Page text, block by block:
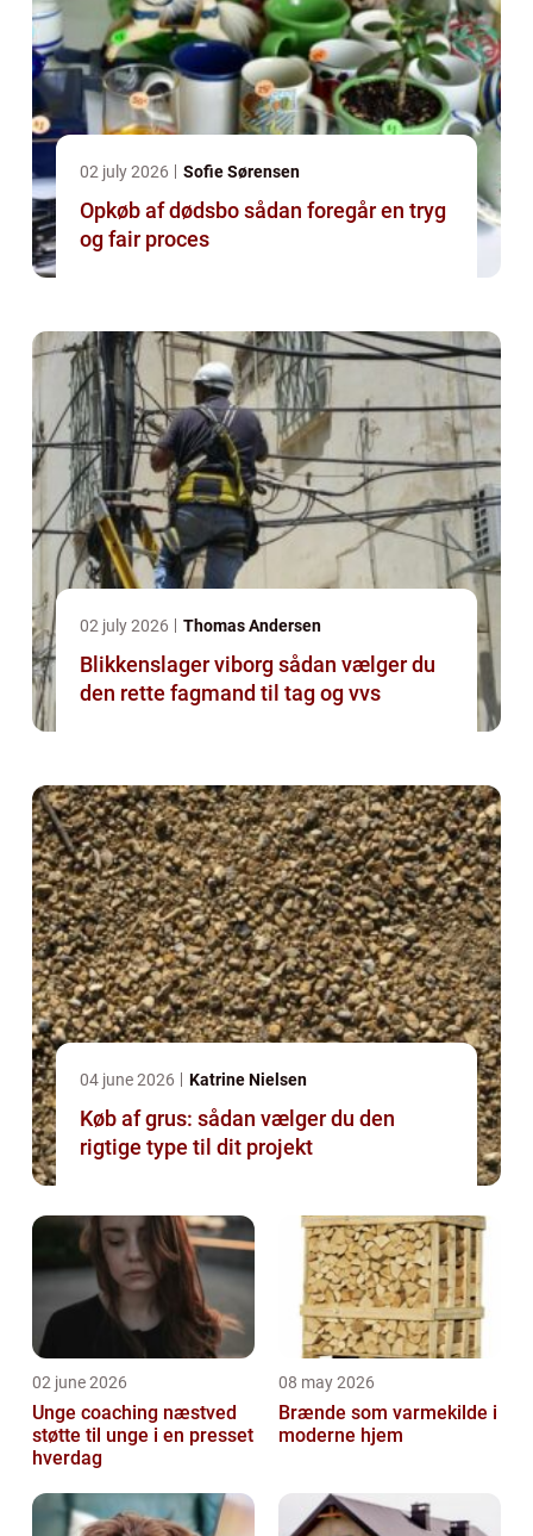
02 july 2026 Sofie Sørensen
Opkøb af dødsbo sådan foregår en tryg
og fair proces
02 july 2026 Thomas Andersen
Blikkenslager viborg sådan vælger du
den rette fagmand til tag og vvs
04 june 2026 Katrine Nielsen
Køb af grus: sådan vælger du den
rigtige type til dit projekt
02 june 2026
Unge coaching næstved
støtte til unge i en presset
hverdag
08 may 2026
Brænde som varmekilde i
moderne hjem